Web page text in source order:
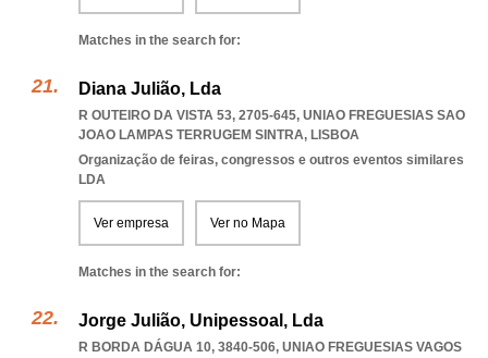
Matches in the search for:
Diana Julião, Lda
R OUTEIRO DA VISTA 53, 2705-645, UNIAO FREGUESIAS SAO
JOAO LAMPAS TERRUGEM SINTRA, LISBOA
Organização de feiras, congressos e outros eventos similares
LDA
Ver empresa Ver no Mapa
Matches in the search for:
Jorge Julião, Unipessoal, Lda
R BORDA DÁGUA 10, 3840-506, UNIAO FREGUESIAS VAGOS